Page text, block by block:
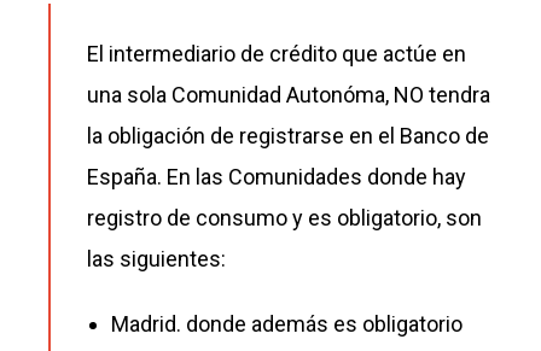
El intermediario de crédito que actúe en
una sola Comunidad Autonóma, NO tendra
la obligación de registrarse en el Banco de
España. En las Comunidades donde hay
registro de consumo y es obligatorio, son
las siguientes:
Madrid. donde además es obligatorio